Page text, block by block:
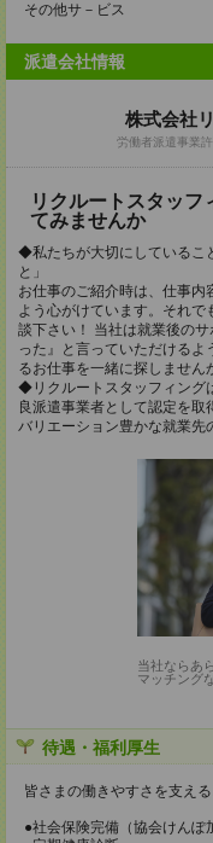
その他サ－ビス
派遣会社情報
株式会社
労働者派遣事業
リクルートスタッフ
てみませんか
◆私たちが大切にしているこ
と」
お仕事のご紹介時は、仕事内
よう心がけています。それで
談下さい！ 当社は就業後の
った』と言っていただける
るお仕事を一緒に探しません
◆リクルートスタッフィング
良派遣事業者として認定を取
バリエーション豊かな就業先
当社ならあ
マッチング
待遇・福利厚生
皆さまの働きやすさを支え
●社会保険完備（協会けんぽ